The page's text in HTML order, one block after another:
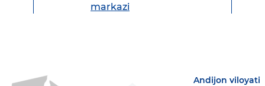
markazi
Andijon viloyati